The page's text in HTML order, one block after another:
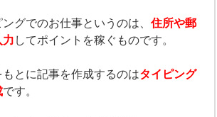
グでのお仕事というのは、 住所や郵
してポイントを稼ぐものです。
とに記事を作成するのはタイピング
です。